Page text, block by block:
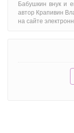
Бабушкин внук и
автор Крапивин
на сайте